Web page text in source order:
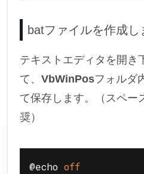
batファイルを作成し
テキストエディタを開き
て、 VbWinPosフォルダ
て保存します。（スペー
奨）
@echo off